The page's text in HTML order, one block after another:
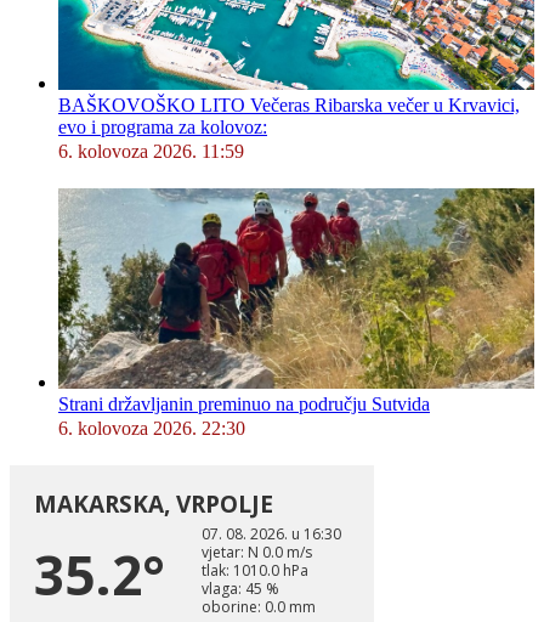
BAŠKOVOŠKO LITO Večeras Ribarska večer u Krvavici,
evo i programa za kolovoz:
6. kolovoza 2026. 11:59
Strani državljanin preminuo na području Sutvida
6. kolovoza 2026. 22:30